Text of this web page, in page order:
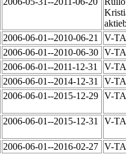
2006-06-01--2010-06-21
V-
2006-06-01--2010-06-30 V-
2006-06-01--2011-12-31
V-
2006-06-01--2014-12-31
V-
2006-06-01--2015-12-29 V-
2006-06-01--2015-12-31 V-
2006-06-01--2016-02-27 V-